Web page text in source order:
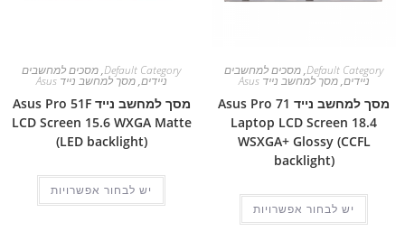
Default Category
,מסכים למחשבים
ניידים,מסך למחשב נייד Asus
מסך למחשב נייד Asus Pro 71
Laptop LCD Screen 18.4
WSXGA+ Glossy (CCFL
backlight)
יש לבחור אפשרויות
Default Category
,מסכים למחשבים
ניידים,מסך למחשב נייד Asus
מסך למחשב נייד Asus Pro 51F
LCD Screen 15.6 WXGA Matte
(LED backlight)
יש לבחור אפשרויות